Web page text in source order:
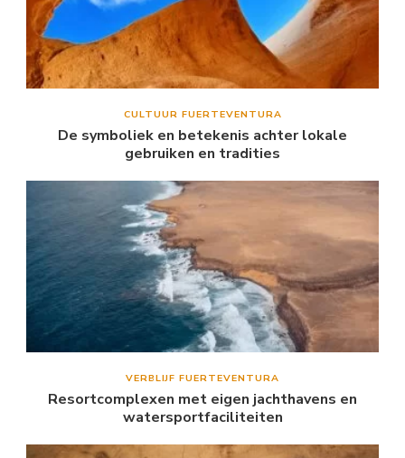
CULTUUR FUERTEVENTURA
De symboliek en betekenis achter lokale
gebruiken en tradities
VERBLIJF FUERTEVENTURA
Resortcomplexen met eigen jachthavens en
watersportfaciliteiten